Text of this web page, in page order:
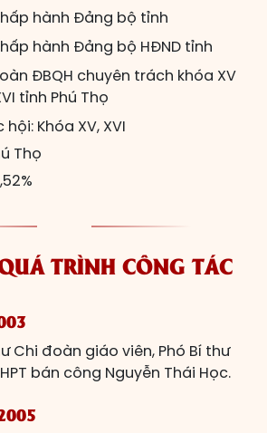
hành Đảng bộ tỉnh
hành Đảng bộ HĐND tỉnh
ĐBQH chuyên trách khóa XV
tỉnh Phú Thọ
Khóa XV, XVI
Thọ
TRÌNH CÔNG TÁC
Chi đoàn giáo viên, Phó Bí thư
bán công Nguyễn Thái Học.